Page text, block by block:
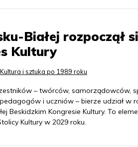
Białej rozpoczął
Kultury
Kultura i sztuka po 1989 roku
– twórców, samorządowców,
i uczniów – bierze udział w
Beskidzkim Kongresie Kultury. To
Kultury w 2029 roku.